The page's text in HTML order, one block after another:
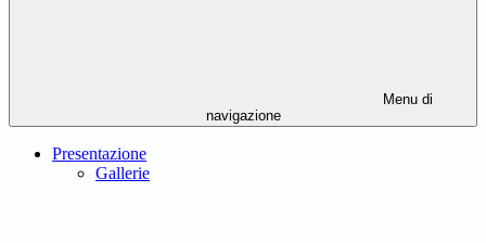
Menu di
navigazione
Presentazione
Gallerie